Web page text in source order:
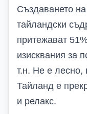
Създаването
тайландски
притежават
изисквания за
т.н. Не е лесно,
Тайланд е
и релакс.